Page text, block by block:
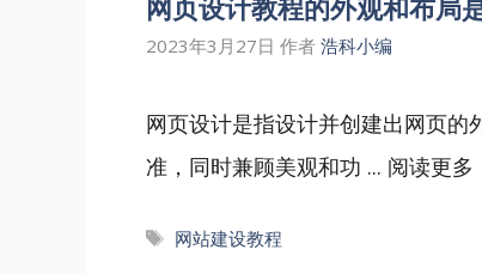
网页设计教程的外观和布局
2023年3月27日 作者 浩科小编
网页设计是指设计并创建出网页
准，同时兼顾美观和功 ... 阅读更多
标
网站建设教程